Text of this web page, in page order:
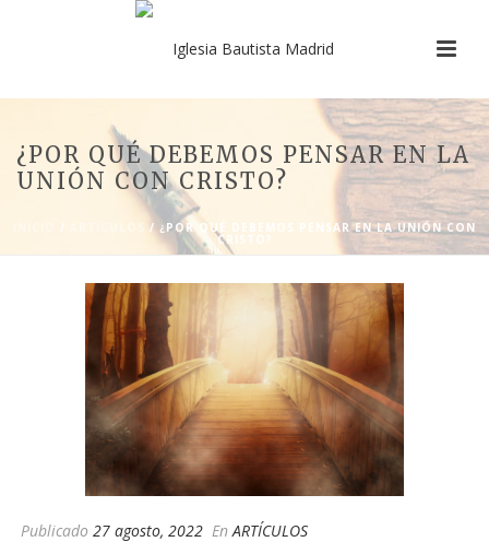
¿POR QUÉ DEBEMOS PENSAR EN LA
UNIÓN CON CRISTO?
/ / ¿POR QUÉ DEBEMOS PENSAR EN LA UNIÓN CON
CRISTO?
Publicado 27 agosto, 2022 EnARTÍCULOS